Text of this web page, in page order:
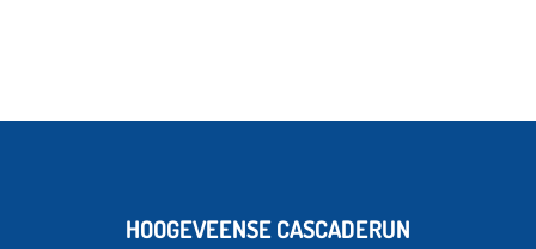
HOOGEVEENSE CASCADERUN